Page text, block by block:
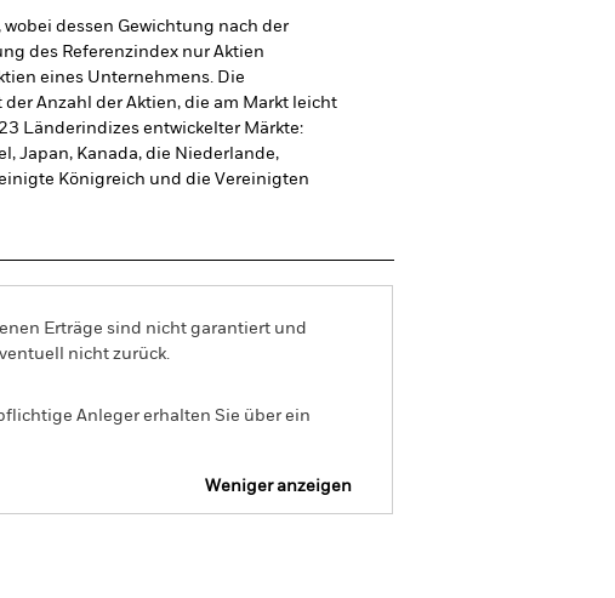
dessen Gewichtung nach der
des Referenzindex nur Aktien
eines Unternehmens. Die
Anzahl der Aktien, die am Markt leicht
Länderindizes entwickelter Märkte:
Japan, Kanada, die Niederlande,
Königreich und die Vereinigten
Erträge sind nicht garantiert und
nicht zurück.
Anleger erhalten Sie über ein
Weniger anzeigen